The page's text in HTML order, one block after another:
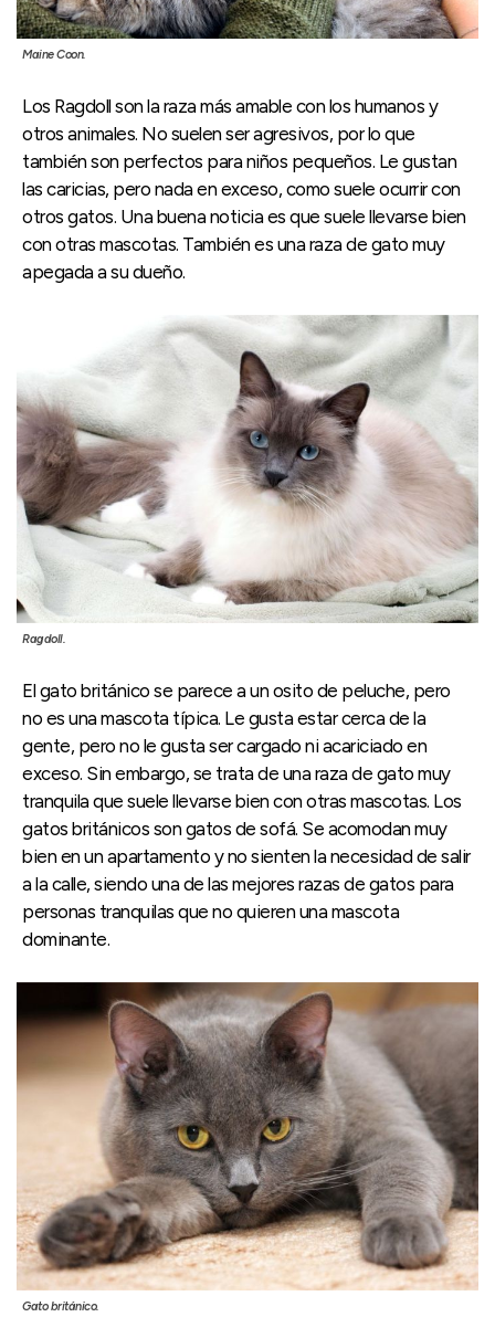
Maine Coon.
Los Ragdoll son la raza más amable con los humanos y
otros animales. No suelen ser agresivos, por lo que
también son perfectos para niños pequeños. Le gustan
las caricias, pero nada en exceso, como suele ocurrir con
otros gatos. Una buena noticia es que suele llevarse bien
con otras mascotas. También es una raza de gato muy
apegada a su dueño.
Ragdoll.
El gato británico se parece a un osito de peluche, pero
no es una mascota típica. Le gusta estar cerca de la
gente, pero no le gusta ser cargado ni acariciado en
exceso. Sin embargo, se trata de una raza de gato muy
tranquila que suele llevarse bien con otras mascotas. Los
gatos británicos son gatos de sofá. Se acomodan muy
bien en un apartamento y no sienten la necesidad de salir
a la calle, siendo una de las mejores razas de gatos para
personas tranquilas que no quieren una mascota
dominante.
Gato británico.